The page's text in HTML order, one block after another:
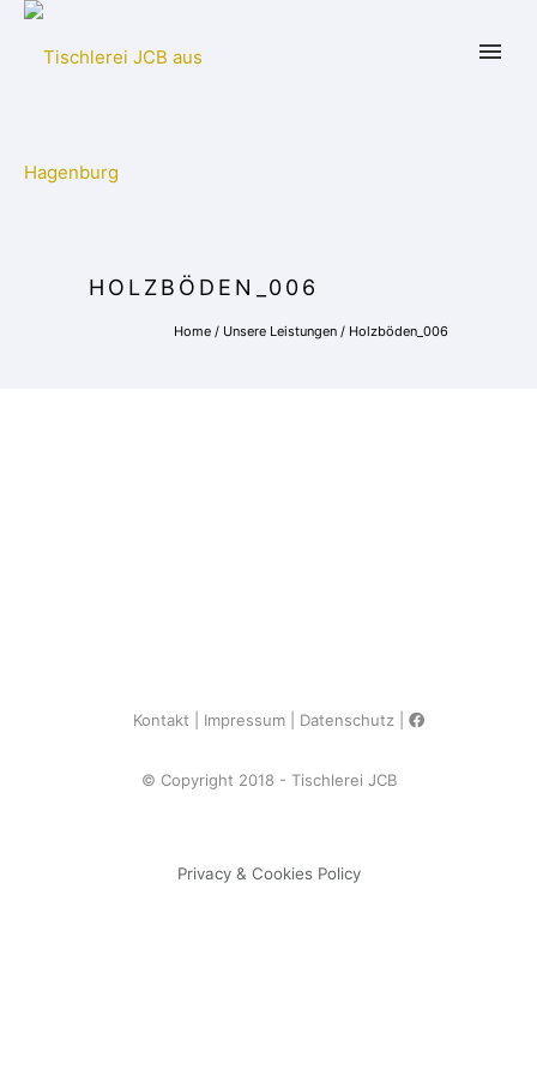
HOLZBÖDEN_006
Home / Unsere Leistungen / Holzböden_006
Kontakt Impressum Datenschutz
© Copyright 2018 - Tischlerei JCB
Privacy & Cookies Policy